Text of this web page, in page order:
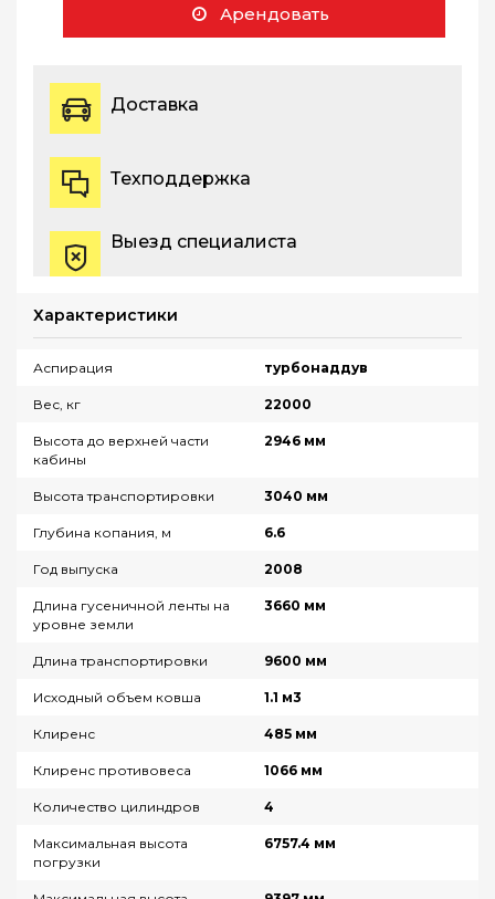
Арендовать
Доставка
Техподдержка
Выезд специалиста
Характеристики
Аспирация турбонаддув
Вес, кг 22000
Высота до верхней части
кабины
2946 мм
Высота транспортировки 3040 мм
Глубина копания, м 6.6
Год выпуска 2008
Длина гусеничной ленты на
уровне земли
3660 мм
Длина транспортировки 9600 мм
Исходный объем ковша 1.1 м3
Клиренс 485 мм
Клиренс противовеса 1066 мм
Количество цилиндров 4
Максимальная высота
погрузки
6757.4 мм